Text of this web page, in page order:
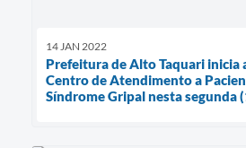
14 JAN 2022
Prefeitura de Alto Taquari inicia
Centro de Atendimento a
Síndrome Gripal nesta segunda